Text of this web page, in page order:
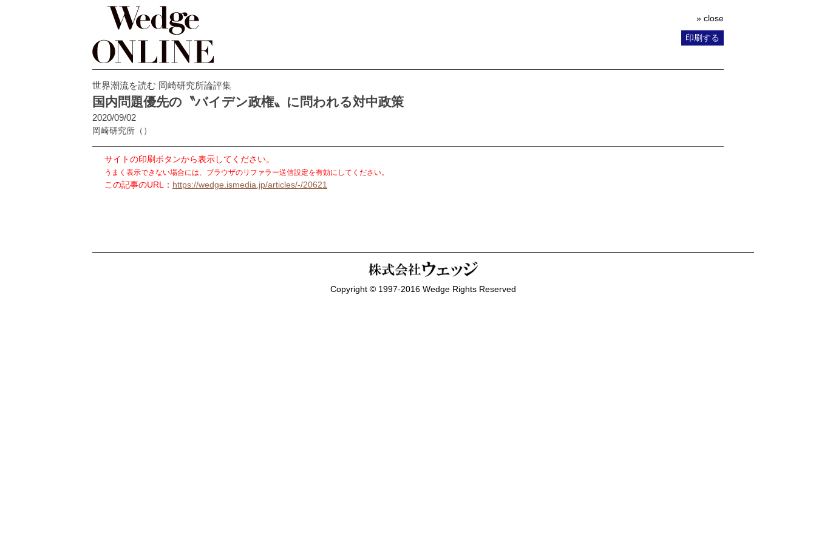
» close
印刷する
世界潮流を読む 岡崎研究所論評集
国内問題優先の〝バイデン政権〟に問われる対中政策
2020/09/02
岡崎研究所 （）
サイトの印刷ボタンから表示してください。
うまく表示できない場合には、ブラウザのリファラー送信設定を有効にしてください。
この記事のURL： https://wedge.ismedia.jp/articles/-/20621
Copyright © 1997-2016 Wedge Rights Reserved